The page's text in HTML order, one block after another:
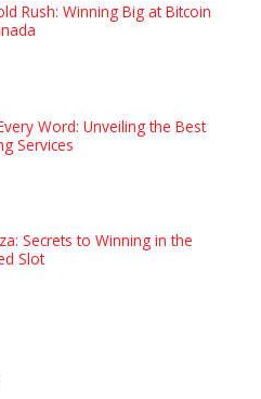
Rush: Winning Big at Bitcoin
Word: Unveiling the Best
Services
Secrets to Winning in the
Slot